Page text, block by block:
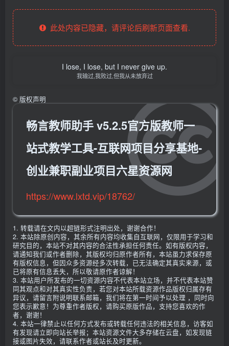
此处内容已隐藏，请评论后刷新页面查看.
I lose, I lose, but I never give up.
我输过,我败过,但我从未放弃过
© 版权声明
畅言教师助手 v5.2.5官方版教师一
站式教学工具-互联网项目分享基地-
创业兼职副业项目六星资源网
https://www.lxtd.vip/18762/
1. 转载请在文内以超链形式注明出处，谢谢合作！
2. 本站除原创内容，其余所有内容均收集自互联网，仅限用于学习和
研究目的，本站不对其内容的合法性承担任何责任。如有版权内容，
请通知我们或作者删除，其版权均归原作者所有，本站虽力求保存原
有版权信息，但因众多资源经多次转载，已无法确定其真实来源，或
已将原有信息丢失，所以敬请原作者谅解！
3. 本站用户所发布的一切资源内容不代表本站立场，并不代表本站赞
同其观点和对其真实性负责，若您对本站所载资源作品版权归属存有
异议，请留言附说明联系邮箱，我们将在第一时间予以处理 ，同时向
您表示歉意！为尊重作者版权，请购买原版作品，支持您喜欢的作
者，谢谢！
4. 本站一律禁止以任何方式发布或转载任何违法的相关信息，访客如
有发现请立即向站长举报；本站资源文件大多存储在云盘，如发现链
接或图片失效，请联系作者或站长及时更新。